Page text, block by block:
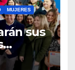
MUJERES
sus